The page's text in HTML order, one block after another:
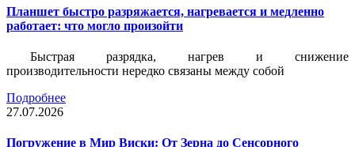
Планшет быстро разряжается, нагревается и медленно
работает: что могло произойти
Быстрая разрядка, нагрев и снижение
производительности нередко связаны между собой
Подробнее
27.07.2026
Погружение в Мир Виски: От Зерна до Сенсорного